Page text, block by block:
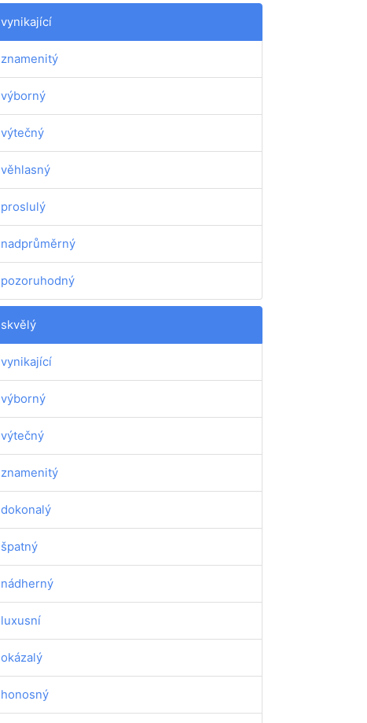
vynikající
znamenitý
výborný
výtečný
věhlasný
proslulý
nadprůměrný
pozoruhodný
skvělý
vynikající
výborný
výtečný
znamenitý
dokonalý
špatný
nádherný
luxusní
okázalý
honosný